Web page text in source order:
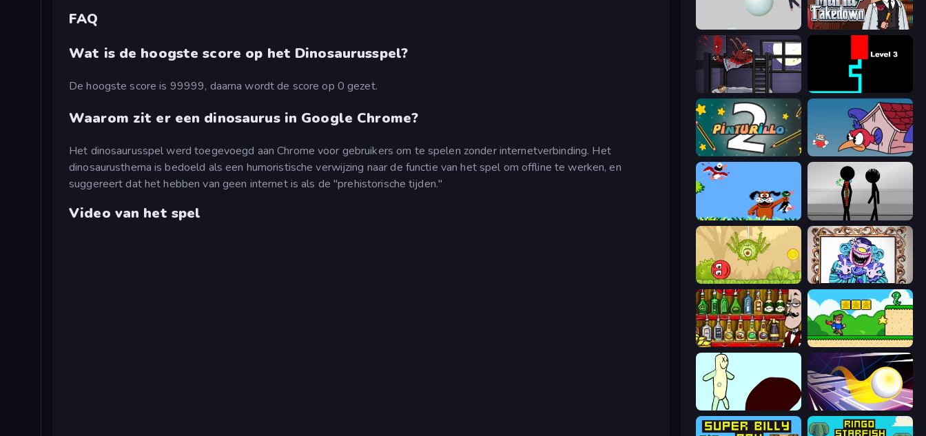
FAQ
Wat is de hoogste score op het Dinosaurusspel?
De hoogste score is 99999, daarna wordt de score op 0 gezet.
Waarom zit er een dinosaurus in Google Chrome?
Het dinosaurusspel werd toegevoegd aan Chrome voor gebruikers om te spelen zonder internetverbinding. Het
dinosaurusthema is bedoeld als een humoristische verwijzing naar de functie van het spel om offline te werken, en
suggereert dat het hebben van geen internet is als de "prehistorische tijden."
Video van het spel
Mafia Takedown
The Visitor Scary Maze
Pinturillo 2 Cuphead
Duck Hunt Stick Figure Penalty 2
Red Bounce Ball 5 Exhibit of Sorrows
Bartender The Right Mix Steve's World
Doodieman Voodoo Leap and Avoid 2